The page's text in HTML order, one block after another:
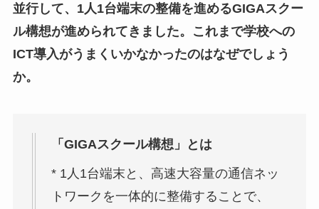
並行して、1人1台端末の整備を進めるGIGAスクー
ル構想が進められてきました。これまで学校への
ICT導入がうまくいかなかったのはなぜでしょう
か。
「GIGAスクール構想」とは
* 1人1台端末と、高速大容量の通信ネッ
トワークを一体的に整備することで、